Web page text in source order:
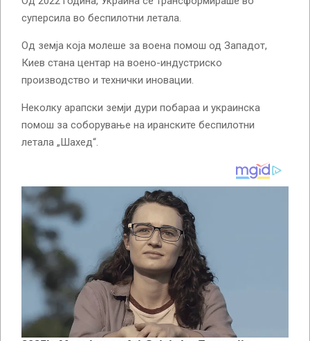
суперсила во беспилотни летала.
Од земја која молеше за воена помош од Западот,
Киев стана центар на воено-индустриско
производство и технички иновации.
Неколку арапски земји дури побараа и украинска
помош за соборување на иранските беспилотни
летала „Шахед“.